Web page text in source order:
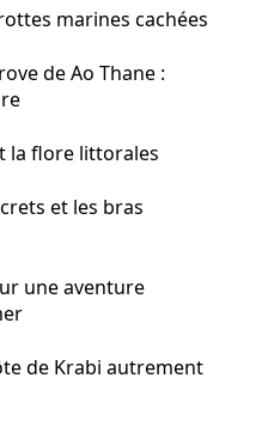
marines cachées
de Ao Thane :
la flore littorales
et les bras
une aventure
de Krabi autrement